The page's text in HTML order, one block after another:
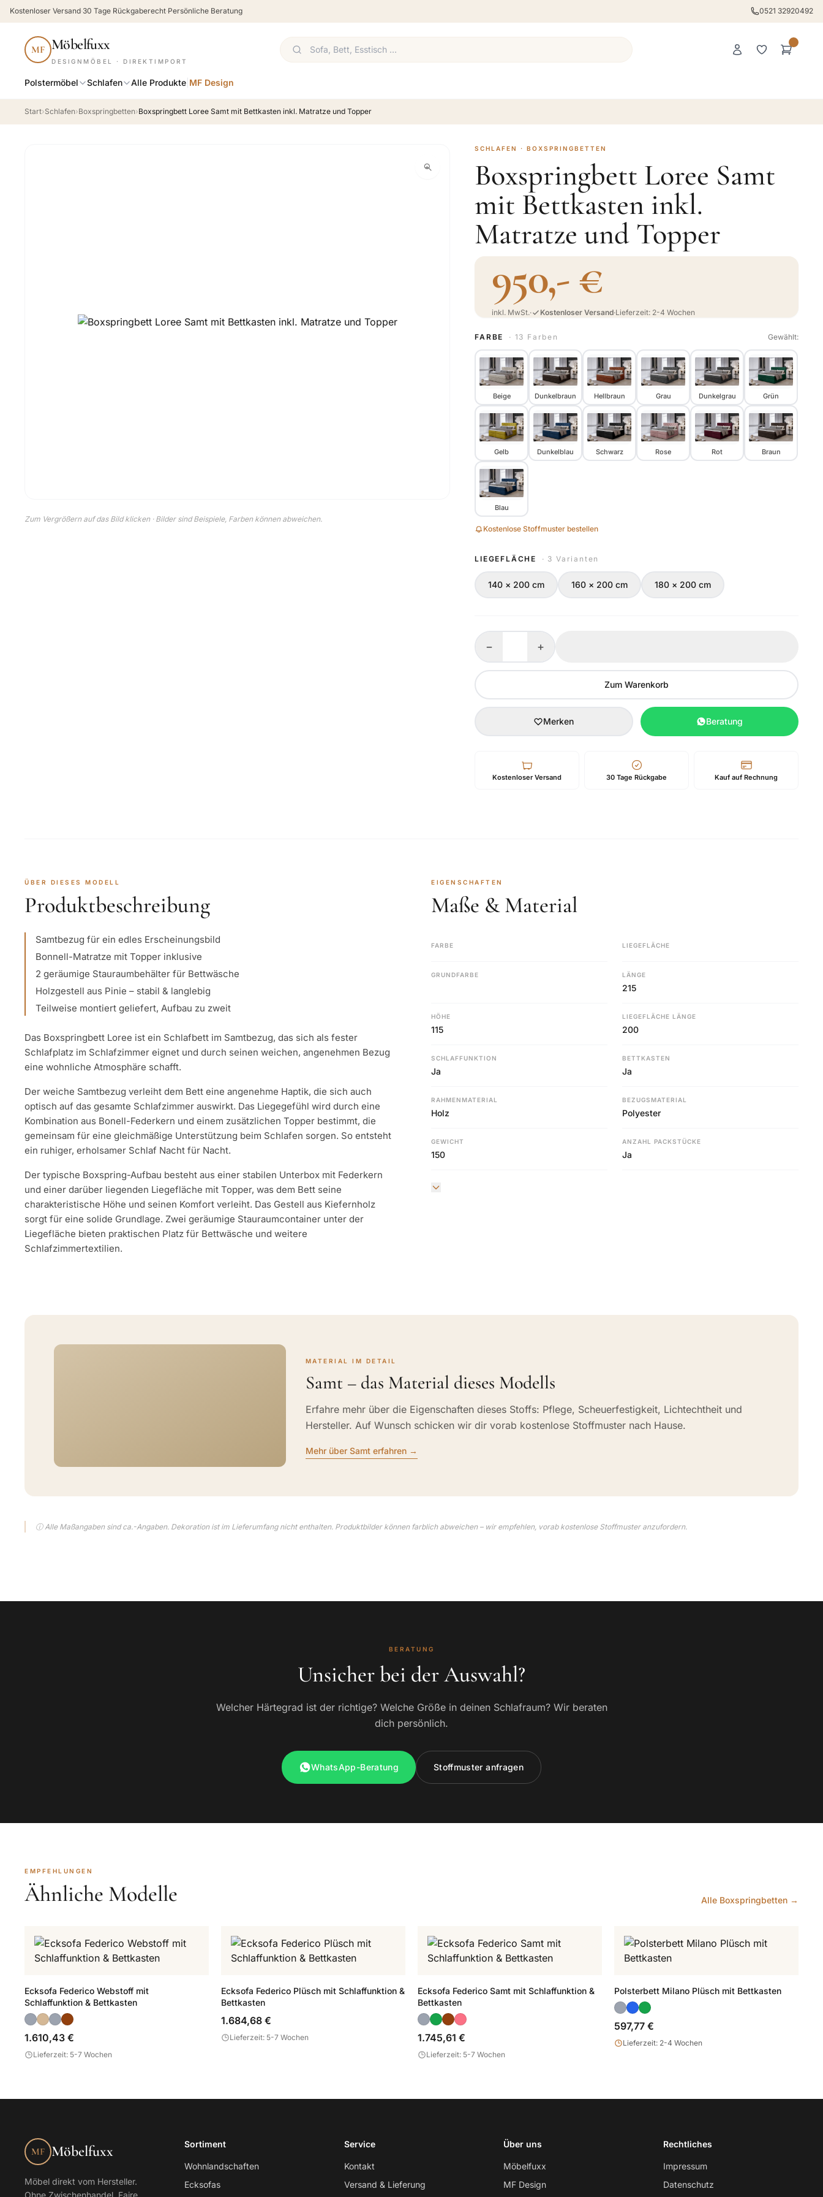
Kostenloser Versand·30 Tage Rückgaberecht·Persönliche Beratung 0521 32920492
MF Möbelfuxx
DESIGNMÖBEL · DIREKTIMPORT
Polstermöbel Schlafen Alle Produkte MF Design
Start›Schlafen›Boxspringbetten›Boxspringbett Loree Samt mit Bettkasten inkl. Matratze und Topper
Zum Vergrößern auf das Bild klicken · Bilder sind Beispiele, Farben können abweichen.
SCHLAFEN · BOXSPRINGBETTEN
Boxspringbett Loree Samt
mit Bettkasten inkl.
Matratze und Topper
950,- €
inkl. MwSt.· Kostenloser Versand·Lieferzeit: 2-4 Wochen
FARBE · 13 Farben Gewählt:
Beige Dunkelbraun Hellbraun Grau Dunkelgrau Grün
Gelb Dunkelblau Schwarz Rose Rot Braun
Blau
Kostenlose Stoffmuster bestellen
LIEGEFLÄCHE · 3 Varianten
140 × 200 cm 160 × 200 cm 180 × 200 cm
− +
Zum Warenkorb
Merken Beratung
Kostenloser Versand 30 Tage Rückgabe Kauf auf Rechnung
ÜBER DIESES MODELL
Produktbeschreibung
Samtbezug für ein edles Erscheinungsbild
Bonnell-Matratze mit Topper inklusive
2 geräumige Stauraumbehälter für Bettwäsche
Holzgestell aus Pinie – stabil & langlebig
Teilweise montiert geliefert, Aufbau zu zweit
Das Boxspringbett Loree ist ein Schlafbett im Samtbezug, das sich als fester
Schlafplatz im Schlafzimmer eignet und durch seinen weichen, angenehmen Bezug
eine wohnliche Atmosphäre schafft.
Der weiche Samtbezug verleiht dem Bett eine angenehme Haptik, die sich auch
optisch auf das gesamte Schlafzimmer auswirkt. Das Liegegefühl wird durch eine
Kombination aus Bonell-Federkern und einem zusätzlichen Topper bestimmt, die
gemeinsam für eine gleichmäßige Unterstützung beim Schlafen sorgen. So entsteht
ein ruhiger, erholsamer Schlaf Nacht für Nacht.
Der typische Boxspring-Aufbau besteht aus einer stabilen Unterbox mit Federkern
und einer darüber liegenden Liegefläche mit Topper, was dem Bett seine
charakteristische Höhe und seinen Komfort verleiht. Das Gestell aus Kiefernholz
sorgt für eine solide Grundlage. Zwei geräumige Stauraumcontainer unter der
Liegefläche bieten praktischen Platz für Bettwäsche und weitere
Schlafzimmertextilien.
EIGENSCHAFTEN
Maße & Material
FARBE LIEGEFLÄCHE
GRUNDFARBE LÄNGE
215
HÖHE
115
LIEGEFLÄCHE LÄNGE
200
SCHLAFFUNKTION
Ja
BETTKASTEN
Ja
RAHMENMATERIAL
Holz
BEZUGSMATERIAL
Polyester
GEWICHT
150
ANZAHL PACKSTÜCKE
Ja
MATERIAL IM DETAIL
Samt – das Material dieses Modells
Erfahre mehr über die Eigenschaften dieses Stoffs: Pflege, Scheuerfestigkeit, Lichtechtheit und
Hersteller. Auf Wunsch schicken wir dir vorab kostenlose Stoffmuster nach Hause.
Mehr über Samt erfahren →
ⓘ Alle Maßangaben sind ca.-Angaben. Dekoration ist im Lieferumfang nicht enthalten. Produktbilder können farblich abweichen – wir empfehlen, vorab kostenlose Stoffmuster anzufordern.
BERATUNG
Unsicher bei der Auswahl?
Welcher Härtegrad ist der richtige? Welche Größe in deinen Schlafraum? Wir beraten
dich persönlich.
WhatsApp-Beratung Stoffmuster anfragen
EMPFEHLUNGEN
Ähnliche Modelle Alle Boxspringbetten →
Ecksofa Federico Webstoff mit
Schlaffunktion & Bettkasten
1.610,43 €
Lieferzeit: 5-7 Wochen
Ecksofa Federico Plüsch mit Schlaffunktion &
Bettkasten
1.684,68 €
Lieferzeit: 5-7 Wochen
Ecksofa Federico Samt mit Schlaffunktion &
Bettkasten
1.745,61 €
Lieferzeit: 5-7 Wochen
Polsterbett Milano Plüsch mit Bettkasten
597,77 €
Lieferzeit: 2-4 Wochen
MF Möbelfuxx
Möbel direkt vom Hersteller.
Ohne Zwischenhandel. Faire
Sortiment
Wohnlandschaften
Ecksofas
Service
Kontakt
Versand & Lieferung
Über uns
Möbelfuxx
MF Design
Rechtliches
Impressum
Datenschutz